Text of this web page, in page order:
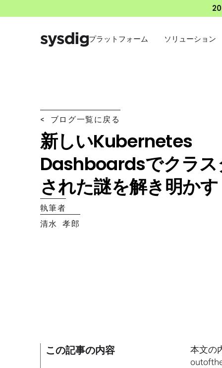
プラットフォーム ソリューション
< ブログ一覧に戻る
新しいKubernetes
Dashboardsでクラス
された謎を解き明かす
執筆者
清水 孝郎
この記事の内容
本文の